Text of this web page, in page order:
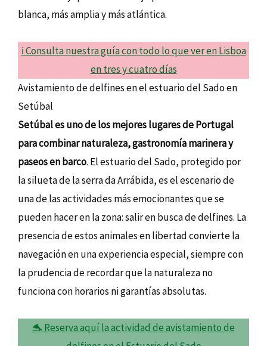
blanca, más amplia y más atlántica.
ℹ️ Consulta nuestra guía con todo lo que ver en Lisboa
en tres y cuatro días
Avistamiento de delfines en el estuario del Sado en
Setúbal
Setúbal es uno de los mejores lugares de Portugal
para combinar naturaleza, gastronomía marinera y
paseos en barco. El estuario del Sado, protegido por
la silueta de la serra da Arrábida, es el escenario de
una de las actividades más emocionantes que se
pueden hacer en la zona: salir en busca de delfines. La
presencia de estos animales en libertad convierte la
navegación en una experiencia especial, siempre con
la prudencia de recordar que la naturaleza no
funciona con horarios ni garantías absolutas.
🐬 Reserva aquí la actividad de avistamiento de